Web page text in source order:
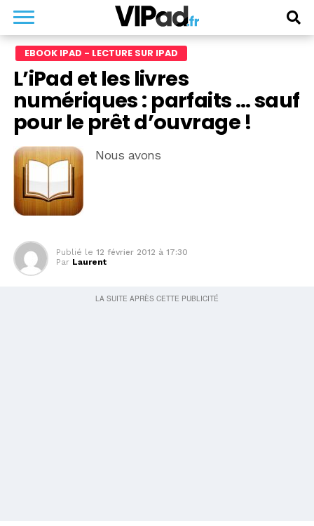
EBOOK IPAD - LECTURE SUR IPAD
L’iPad et les livres
numériques : parfaits … sauf
pour le prêt d’ouvrage !
Nous avons
Publié le 12 février 2012 à 17:30
Par Laurent